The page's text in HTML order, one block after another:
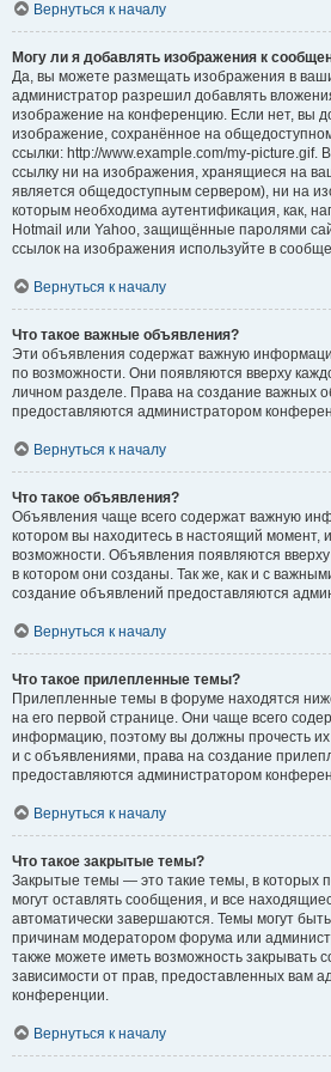
Вернуться к началу
Могу ли я добавлять изображения к
Да, вы можете размещать изображения в
администратор разрешил добавлять
изображение на конференцию. Если нет, вы
изображение, сохранённое на
ссылки: http://www.example.com/my-picture.gif.
ссылку ни на изображения, хранящиеся на
является общедоступным сервером), ни на
которым необходима аутентификация, как,
Hotmail или Yahoo, защищённые паролями
ссылок на изображения используйте в
Вернуться к началу
Что такое важные объявления?
Эти объявления содержат важную
по возможности. Они появляются вверху
личном разделе. Права на создание важных
предоставляются администратором
Вернуться к началу
Что такое объявления?
Объявления чаще всего содержат важную
котором вы находитесь в настоящий момент,
возможности. Объявления появляются
в котором они созданы. Так же, как и с
создание объявлений предоставляются
Вернуться к началу
Что такое прилепленные темы?
Прилепленные темы в форуме находятся
на его первой странице. Они чаще всего
информацию, поэтому вы должны прочесть их
и с объявлениями, права на создание
предоставляются администратором
Вернуться к началу
Что такое закрытые темы?
Закрытые темы — это такие темы, в которых
могут оставлять сообщения, и все
автоматически завершаются. Темы могут
причинам модератором форума или
также можете иметь возможность закрывать
зависимости от прав, предоставленных вам
конференции.
Вернуться к началу